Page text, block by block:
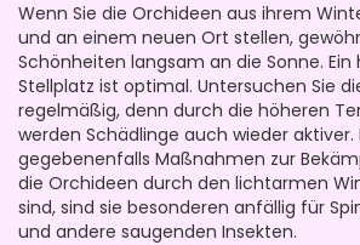
Wenn Sie die Orchideen aus ihrem
und an einem neuen Ort stellen,
Schönheiten langsam an die Sonne.
Stellplatz ist optimal. Untersuchen Sie
regelmäßig, denn durch die höheren
werden Schädlinge auch wieder aktiver.
gegebenenfalls Maßnahmen zur
die Orchideen durch den lichtarmen
sind, sind sie besonderen anfällig für
und andere saugenden Insekten.